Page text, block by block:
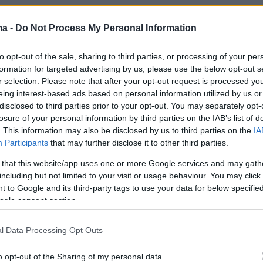
- Do Not Process My Personal Information
opt-out of the sale, sharing to third parties, or processing of your
for targeted advertising by us, please use the below opt-out
selection. Please note that after your opt-out request is processed
interest-based ads based on personal information utilized by us
to third parties prior to your opt-out. You may separately
of your personal information by third parties on the IAB’s list of
This information may also be disclosed by us to third parties on the
Participants that may further disclose it to other third parties.
that this website/app uses one or more Google services and may
but not limited to your visit or usage behaviour. You may
to Google and its third-party tags to use your data for below
consent section.
Data Processing Opt Outs
opt-out of the Sharing of my personal data.
View this post on Instagram